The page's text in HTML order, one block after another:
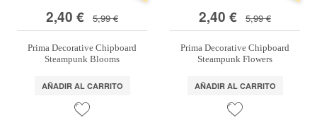
2,40 € 5,99 €
Prima Decorative Chipboard
Steampunk Blooms
AÑADIR AL CARRITO
2,40 € 5,99 €
Prima Decorative Chipboard
Steampunk Flowers
AÑADIR AL CARRITO